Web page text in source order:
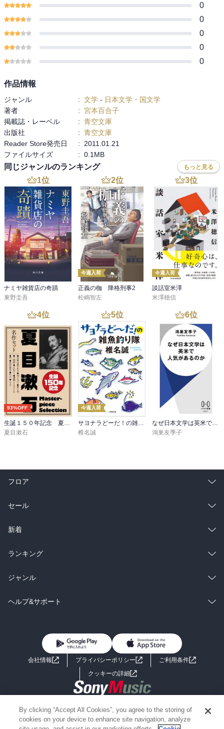
0
0
0
0
0
作品情報
ジャンル : 文学 - 日本文学・国文学
著者
: 宮本百合子
掲載誌・レーベル
: 青空文庫
出版社
: 青空文庫
Reader Store発売日
:
2011.01.21
ファイルサイズ
: 0.1MB
同じジャンルのランキング もっと見る
1位
ナミヤ雑貨店の奇蹟
東野圭吾
2位
今週入荷
正義の枷 降格刑事2
松嶋智左
3位
今週入荷
談話室米澤
米澤穂信
4位
93%OFF
夏目漱石
5位
今週入荷
椎名誠
6位
鴻巣友季子
フロア
総合
ラノベ
雑誌・グラビア
BL・TL
セール
総合
ラノベ
雑誌・グラビア
BL・TL
新着
総合
ラノベ
雑誌・グラビア
ランキング
総合
ラノベ
ジャンル
コミック
ライトノベル 男子向けラノベ
小説
海外小説
ミステリー SF
ヘルプ&サポート
よくあるご質問 お問い合わせ
会社情報 プライバシーポリシー
ご利用条件
クッキーの詳細
Copyright 2017 - 2026 Sony Music Entertainment(Japan) Inc.
Information on the site is for the Japan domestic market only
powered by
By clicking “Accept All Cookies”, you agree to the storing of
cookies on your device to enhance site navigation, analyze